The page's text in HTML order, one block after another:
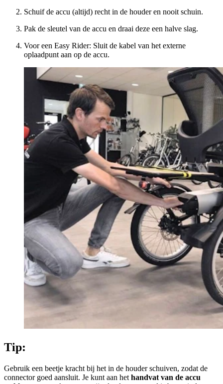
Schuif de accu (altijd) recht in de houder en nooit schuin.
Pak de sleutel van de accu en draai deze een halve slag.
Voor een Easy Rider: Sluit de kabel van het externe
oplaadpunt aan op de accu.
Tip:
Gebruik een beetje kracht bij het in de houder schuiven, zodat de
connector goed aansluit. Je kunt aan het handvat van de accu